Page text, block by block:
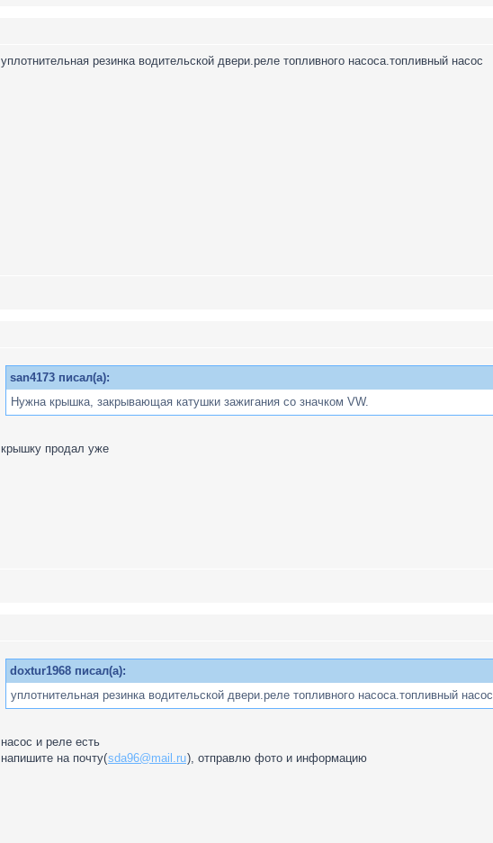
уплотнительная резинка водительской двери.реле топливного насоса.топливный насос
san4173 писал(а):
Нужна крышка, закрывающая катушки зажигания со значком VW.
крышку продал уже
doxtur1968 писал(а):
уплотнительная резинка водительской двери.реле топливного насоса.топливный насос
насос и реле есть
напишите на почту(sda96@mail.ru), отправлю фото и информацию